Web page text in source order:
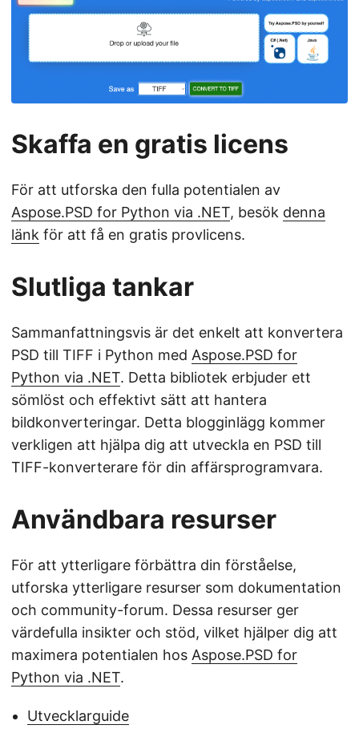
Skaffa en gratis licens
För att utforska den fulla potentialen av
Aspose.PSD for Python via .NET, besök denna
länk för att få en gratis provlicens.
Slutliga tankar
Sammanfattningsvis är det enkelt att konvertera
PSD till TIFF i Python med Aspose.PSD for
Python via .NET. Detta bibliotek erbjuder ett
sömlöst och effektivt sätt att hantera
bildkonverteringar. Detta blogginlägg kommer
verkligen att hjälpa dig att utveckla en PSD till
TIFF-konverterare för din affärsprogramvara.
Användbara resurser
För att ytterligare förbättra din förståelse,
utforska ytterligare resurser som dokumentation
och community-forum. Dessa resurser ger
värdefulla insikter och stöd, vilket hjälper dig att
maximera potentialen hos Aspose.PSD for
Python via .NET.
Utvecklarguide